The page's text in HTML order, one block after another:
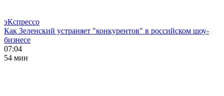
эКспрессо
Как Зеленский устраняет "конкурентов" в российском шоу-
бизнесе
07:04
54 мин